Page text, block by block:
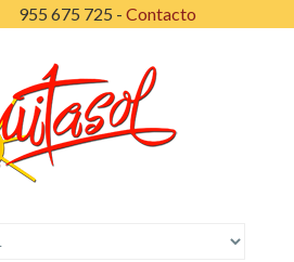
955 675 725 - Contacto